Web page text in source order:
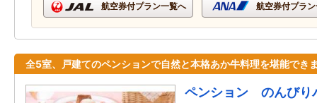
航空券付プラン一覧へ 航空券付プラ
全5室、戸建てのペンションで自然と本格あか牛料理を堪能でき
ペンション のんびり